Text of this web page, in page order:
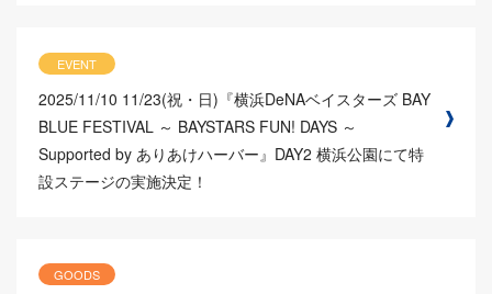
EVENT
2025/11/10 11/23(祝・日)『横浜DeNAベイスターズ BAY
BLUE FESTIVAL ～ BAYSTARS FUN! DAYS ～
Supported by ありあけハーバー』DAY2 横浜公園にて特
設ステージの実施決定！
GOODS